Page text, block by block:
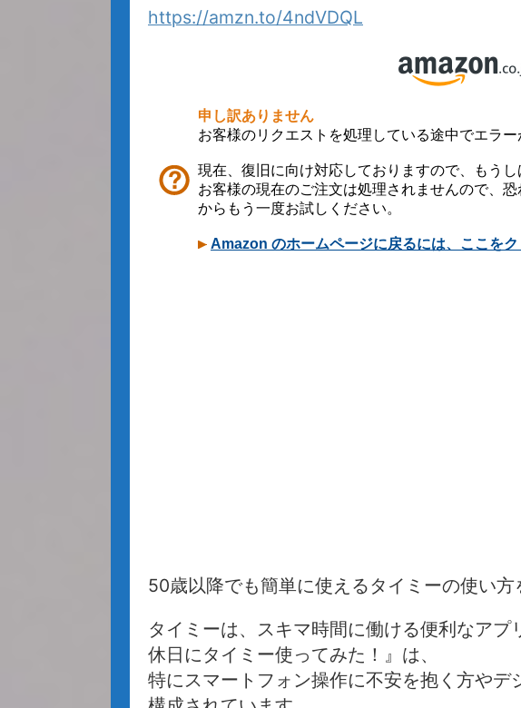
https://amzn.to/4ndVDQL
50歳以降でも簡単に使えるタイミーの使い方
タイミーは、スキマ時間に働ける便利なア
休日にタイミー使ってみた！』は、
特にスマートフォン操作に不安を抱く方やデ